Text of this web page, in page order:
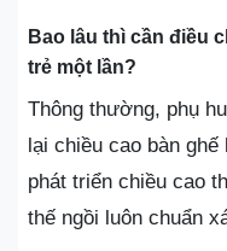
Bao lâu thì cần điều
trẻ một lần?
Thông thường, phụ
lại chiều cao bàn
phát triển chiều cao
thế ngồi luôn chuẩn